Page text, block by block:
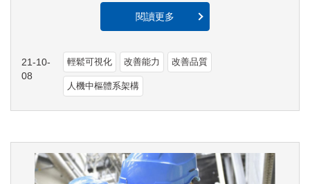
閱讀更多
21-10-
08
輕鬆可視化 改善能力 改善品質
人機中樞體系架構